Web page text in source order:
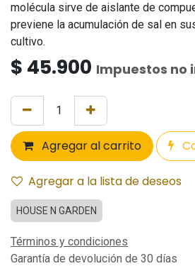
molécula sirve de aislante de
previene la acumulación de sal en
cultivo.
$ 45.900 Impuestos no
Agregar al carrito
Agregar a la lista de deseos
HOUSE N GARDEN
Términos y condiciones
Garantía de devolución de 30 días